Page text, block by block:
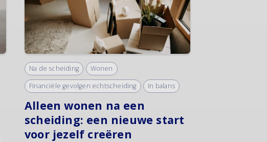
Na de scheiding Wonen
Financiële gevolgen echtscheiding In balans
Alleen wonen na een
scheiding: een nieuwe start
voor jezelf creëren